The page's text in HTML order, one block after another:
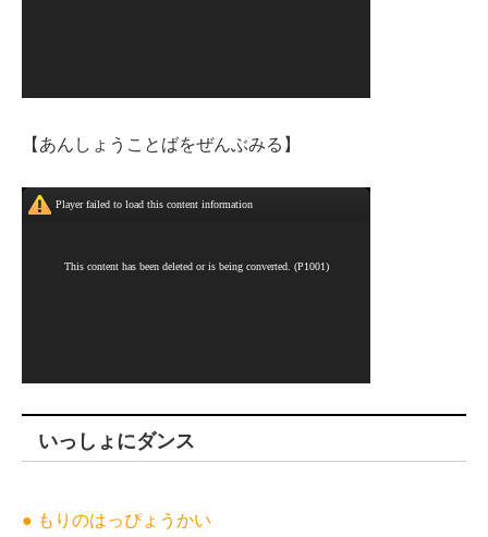
【あんしょうことばをぜんぶみる】
いっしょにダンス
● もりのはっぴょうかい